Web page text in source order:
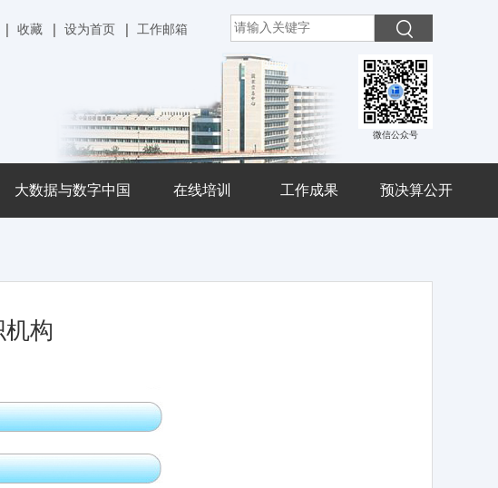
收藏 设为首页 工作邮箱
微信公众号
大数据与数字中国 在线培训 工作成果 预决算公开
构